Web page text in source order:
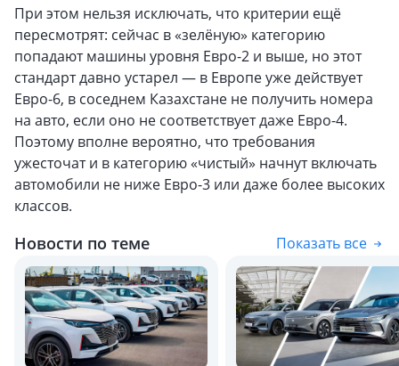
При этом нельзя исключать, что критерии ещё
пересмотрят: сейчас в «зелёную» категорию
попадают машины уровня Евро-2 и выше, но этот
стандарт давно устарел — в Европе уже действует
Евро-6, в соседнем Казахстане не получить номера
на авто, если оно не соответствует даже Евро-4.
Поэтому вполне вероятно, что требования
ужесточат и в категорию «чистый» начнут включать
автомобили не ниже Евро-3 или даже более высоких
классов.
Новости по теме Показать все